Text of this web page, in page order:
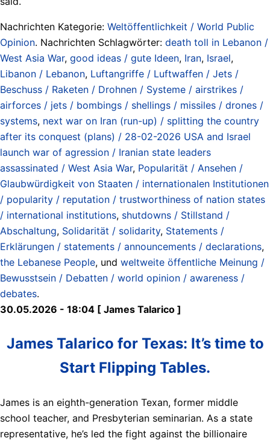
Nachrichten Kategorie: Weltöffentlichkeit / World Public
Opinion. Nachrichten Schlagwörter: death toll in Lebanon /
West Asia War, good ideas / gute Ideen, Iran, Israel,
Libanon / Lebanon, Luftangriffe / Luftwaffen / Jets /
Beschuss / Raketen / Drohnen / Systeme / airstrikes /
airforces / jets / bombings / shellings / missiles / drones /
systems, next war on Iran (run-up) / splitting the country
after its conquest (plans) / 28-02-2026 USA and Israel
launch war of agression / Iranian state leaders
assassinated / West Asia War, Popularität / Ansehen /
Glaubwürdigkeit von Staaten / internationalen Institutionen
/ popularity / reputation / trustworthiness of nation states
/ international institutions, shutdowns / Stillstand /
Abschaltung, Solidarität / solidarity, Statements /
Erklärungen / statements / announcements / declarations,
the Lebanese People, und weltweite öffentliche Meinung /
Bewusstsein / Debatten / world opinion / awareness /
debates.
30.05.2026 - 18:04 [ James Talarico ]
James Talarico for Texas: It’s time to
Start Flipping Tables.
James is an eighth-generation Texan, former middle
school teacher, and Presbyterian seminarian. As a state
representative, he’s led the fight against the billionaire